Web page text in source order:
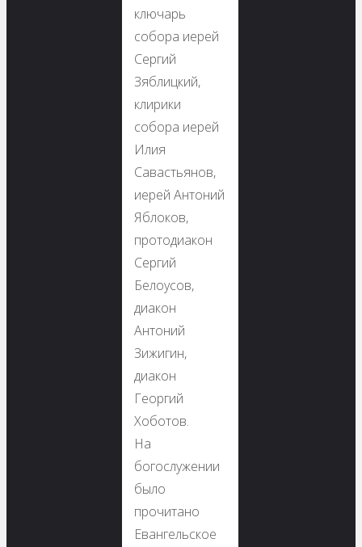
ключарь
собора иерей
Сергий
Зяблицкий,
клирики
собора иерей
Илия
Савастьянов,
иерей Антоний
Яблоков,
протодиакон
Сергий
Белоусов,
диакон
Антоний
Зижигин,
диакон
Георгий
Хоботов.
На
богослужении
было
прочитано
Евангельское